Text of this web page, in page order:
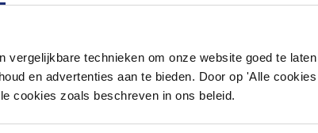
vergelijkbare technieken om onze website goed te
en advertenties aan te bieden. Door op 'Alle
cookies zoals beschreven in ons beleid.